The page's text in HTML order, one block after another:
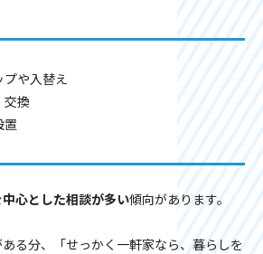
や入替え
交換
置
心とした相談が多い傾向があります。
る分、「せっかく一軒家なら、暮らしを